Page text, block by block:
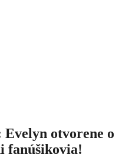
otvorene o
fanúšikovia!